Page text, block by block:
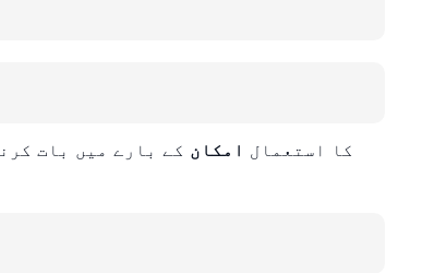
کا استعمال امکان کے بارے میں بات